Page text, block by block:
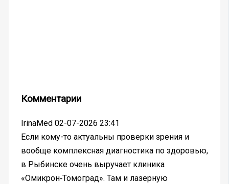
Комментарии
IrinaMed 02-07-2026 23:41
Если кому-то актуальны проверки зрения и
вообще комплексная диагностика по здоровью,
в Рыбинске очень выручает клиника
«Омикрон‑Томоград». Там и лазерную